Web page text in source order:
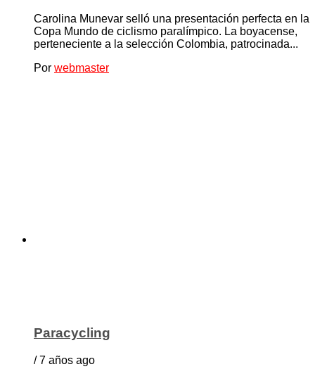
Carolina Munevar selló una presentación perfecta en la
Copa Mundo de ciclismo paralímpico. La boyacense,
perteneciente a la selección Colombia, patrocinada...
Por webmaster
Paracycling
/ 7 años ago